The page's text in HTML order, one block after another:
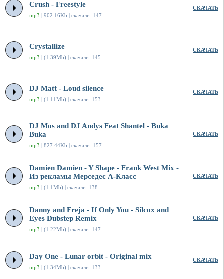
Crush - Freestyle
mp3 | 902.16Kb | скачали: 147
СКАЧАТЬ
Crystallize
mp3 | (1.39Mb) | скачали: 145
СКАЧАТЬ
DJ Matt - Loud silence
mp3 | (1.11Mb) | скачали: 153
СКАЧАТЬ
DJ Mos and DJ Andys Feat Shantel - Buka
Buka
mp3 | 827.44Kb | скачали: 157
СКАЧАТЬ
Damien Damien - Y Shape - Frank West Mix -
Из рекламы Мерседес А-Класс
mp3 | (1.1Mb) | скачали: 138
СКАЧАТЬ
Danny and Freja - If Only You - Silcox and
Eyes Dubstep Remix
mp3 | (1.22Mb) | скачали: 147
СКАЧАТЬ
Day One - Lunar orbit - Original mix
mp3 | (1.34Mb) | скачали: 133
СКАЧАТЬ